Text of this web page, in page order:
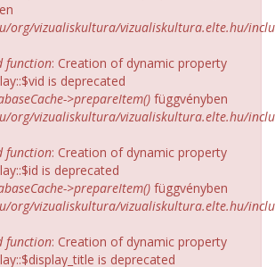
org/vizualiskultura/vizualiskultura.elte.hu/
function: Creation of dynamic property
is deprecated
>prepareItem() függvényben
org/vizualiskultura/vizualiskultura.elte.hu/
function: Creation of dynamic property
is deprecated
>prepareItem() függvényben
org/vizualiskultura/vizualiskultura.elte.hu/
function: Creation of dynamic property
is deprecated